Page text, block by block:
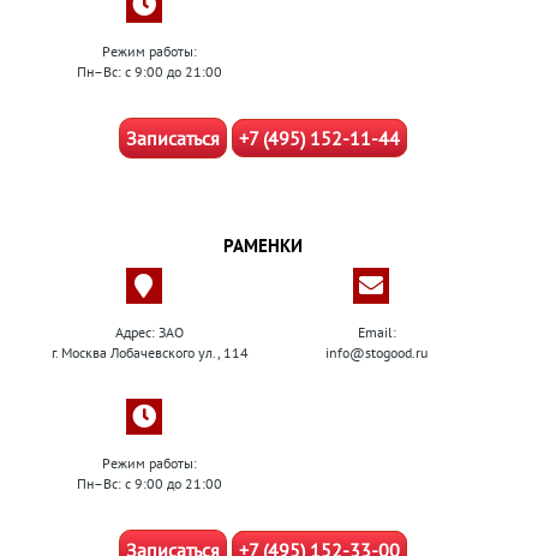
Режим работы:
Пн–Вс: с 9:00 до 21:00
Записаться +7 (495) 152-11-44
РАМЕНКИ
Адрес: ЗАО
г. Москва Лобачевского ул., 114
Email:
info@stogood.ru
Режим работы:
Пн–Вс: с 9:00 до 21:00
Записаться +7 (495) 152-33-00